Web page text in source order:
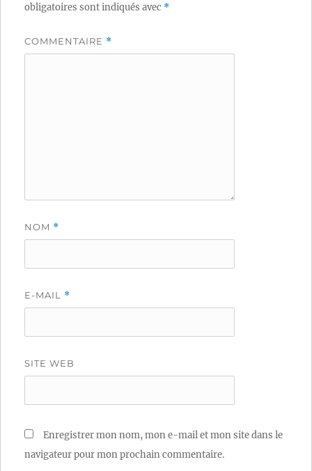
obligatoires sont indiqués avec *
COMMENTAIRE *
NOM *
E-MAIL *
SITE WEB
Enregistrer mon nom, mon e-mail et mon site dans le
navigateur pour mon prochain commentaire.